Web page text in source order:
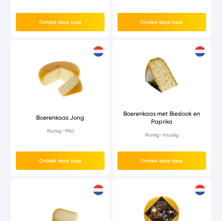
Ontdek deze kaas Ontdek deze kaas
Boerenkaas Jong
Romig Mild
Ontdek deze kaas
Boerenkaas met Bieslook en
Paprika
Romig Kruidig
Ontdek deze kaas